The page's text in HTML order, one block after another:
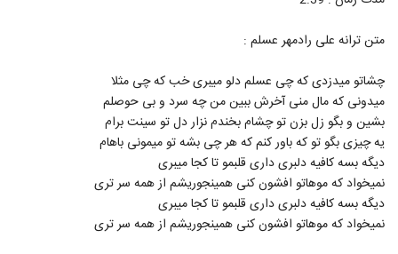
586
587
588
Amin Karimi Ghermez Gooneh
۶۷۸ بازدید
589
موزیک زیبای جون و دلی تو از محسن جمال
۲,۴۲۶ بازدید
متن ترانه علی رادمهر عسلم :
چشاتو میدزدی که چی عسلم دلو میبری خب که چی مثلا
میدونی که مال منی آخرش ببین من چه سرد و بی حوصلم
بشین و بگو زل بزن تو چشام بخندم نزار دل تو سینت برام
یه چیزی بگو تو که باور کنم که هر چی بشه تو میمونی باهام
دیگه بسه کافیه دلبری داری قلبمو تا کجا میبری
نمیخواد که موهاتو افشون کنی همینجوریشم از همه سر تری
دیگه بسه کافیه دلبری داری قلبمو تا کجا میبری
نمیخواد که موهاتو افشون کنی همینجوریشم از همه سر تری